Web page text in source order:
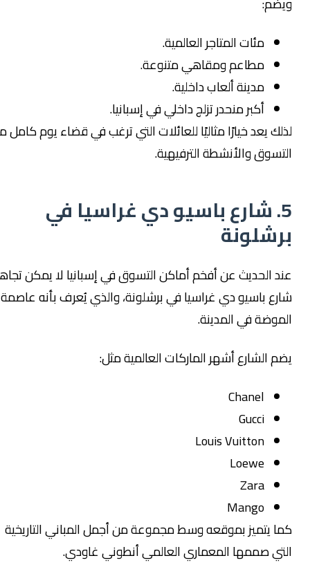
مئات المتاجر العالمية.
مطاعم ومقاهي متنوعة.
مدينة ألعاب داخلية.
أكبر منحدر تزلج داخلي في إسبانيا.
يعد خيارًا مثاليًا للعائلات التي ترغب في قضاء يوم كامل من
والأنشطة الترفيهية.
5. شارع باسيو دي غراسيا في
الحديث عن أفخم أماكن التسوق في إسبانيا لا يمكن تجاهل
باسيو دي غراسيا في برشلونة، والذي يُعرف بأنه عاصمة
في المدينة.
الشارع أشهر الماركات العالمية مثل:
Chanel
Gucci
Louis Vuitton
Loewe
Zara
Mango
يتميز بموقعه وسط مجموعة من أجمل المباني التاريخية
صممها المعماري العالمي أنطوني غاودي.